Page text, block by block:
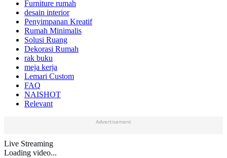
Furniture rumah
desain interior
Penyimpanan Kreatif
Rumah Minimalis
Solusi Ruang
Dekorasi Rumah
rak buku
meja kerja
Lemari Custom
FAQ
NAISHOT
Relevant
Advertisement
Live Streaming
Loading video...